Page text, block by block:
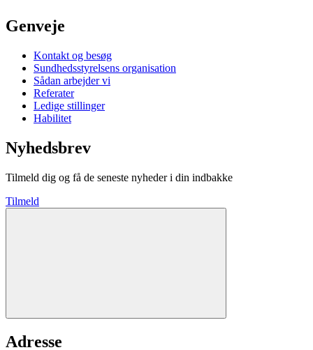
Genveje
Kontakt og besøg
Sundhedsstyrelsens organisation
Sådan arbejder vi
Referater
Ledige stillinger
Habilitet
Nyhedsbrev
Tilmeld dig og få de seneste nyheder i din indbakke
Tilmeld
Adresse